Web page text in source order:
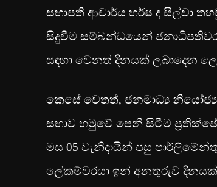
සභාපති ආචාර්ය හර්ෂ ද සිල්වා
සිදුවීම සම්බන්ධයෙන්
සඳහා වෙනත් දිනයක් ලබාදෙන
කෙසේ වෙතත්, ජනමාධ්‍ය
සභාව හමුවේ පෙනී සිටීම
මස 05 වැනිදායින් පසු
ලේකම්වරයා ඉන් අනතුරුව දිනයක්